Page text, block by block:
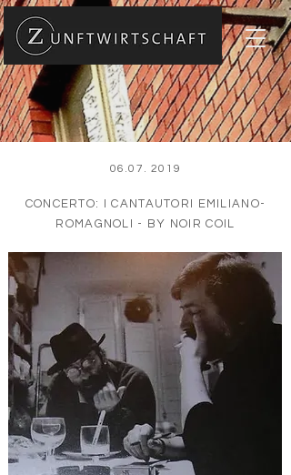
06.07. 2019
CONCERTO: I CANTAUTORI EMILIANO-
ROMAGNOLI - BY NOIR COIL